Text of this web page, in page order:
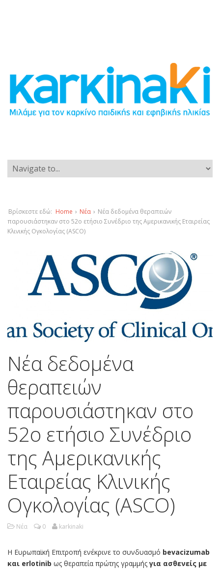
Βρίσκεστε εδώ: Home › Νέα › Νέα δεδομένα θεραπειών
παρουσιάστηκαν στο 52ο ετήσιο Συνέδριο της Αμερικανικής Εταιρείας
Κλινικής Ογκολογίας (ASCO)
Νέα δεδομένα
θεραπειών
παρουσιάστηκαν στο
52ο ετήσιο Συνέδριο
της Αμερικανικής
Εταιρείας Κλινικής
Ογκολογίας (ASCO)
Νέα 0 karkinaki
Η Ευρωπαϊκή Επιτροπή ενέκρινε το συνδυασμό bevacizumab
και erlotinib ως θεραπεία πρώτης γραμμής για ασθενείς με